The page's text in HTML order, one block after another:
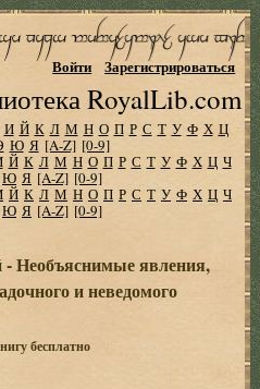
RoyalLib.com
Войти Зарегистрироваться
И Й К Л М Н О П Р С Т У Ф Х Ц
Ю Я [A-Z] [0-9]
Й К Л М Н О П Р С Т У Ф Х Ц Ч
Ю Я [A-Z] [0-9]
Й К Л М Н О П Р С Т У Ф Х Ц Ч
Ю Я [A-Z] [0-9]
Необъяснимые явления,
и неведомого
бесплатно